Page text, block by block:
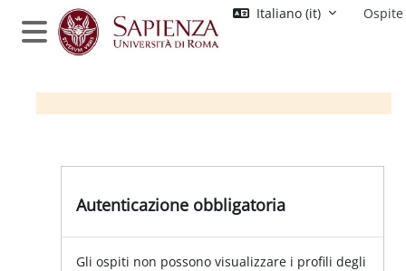
Vai al contenuto principale
Pannello laterale
Italiano ‎(it)‎ Ospite
Autenticazione obbligatoria
Gli ospiti non possono visualizzare i profili degli